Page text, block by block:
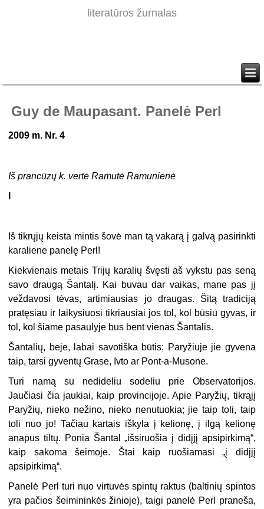
literatūros žurnalas
Guy de Maupasant. Panelė Perl
2009 m. Nr. 4
Iš prancūzų k. vertė Ramutė Ramunienė
Iš tikrųjų keista mintis šovė man tą vakarą į galvą pasirinkti
karaliene panelę Perl!
Kiekvienais metais Trijų karalių švęsti aš vykstu pas seną
savo draugą Šantalį. Kai buvau dar vaikas, mane pas jį
veždavosi tėvas, artimiausias jo draugas. Šitą tradiciją
pratęsiau ir laikysiuosi tikriausiai jos tol, kol būsiu gyvas, ir
tol, kol šiame pasaulyje bus bent vienas Šantalis.
Šantalių, beje, labai savotiška būtis; Paryžiuje jie gyvena
taip, tarsi gyventų Grase, Ivto ar Pont-a-Musone.
Turi namą su nedideliu sodeliu prie Observatorijos.
Jaučiasi čia jaukiai, kaip provincijoje. Apie Paryžių, tikrąjį
Paryžių, nieko nežino, nieko nenutuokia; jie taip toli, taip
toli nuo jo! Tačiau kartais iškyla į kelionę, į ilgą kelionę
anapus tiltų. Ponia Šantal „išsiruošia į didįjį apsipirkimą“,
kaip sakoma šeimoje. Štai kaip ruošiamasi „į didįjį
apsipirkimą“.
Panelė Perl turi nuo virtuvės spintų raktus (baltinių spintos
yra pačios šeimininkės žinioje), taigi panelė Perl praneša,